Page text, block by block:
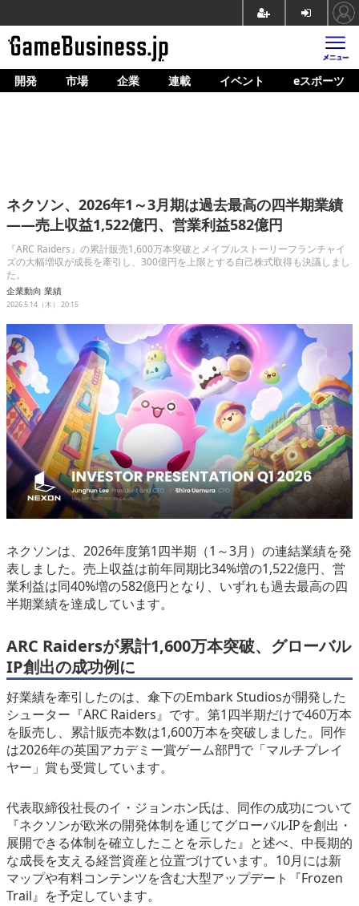
ホーム
企業動向
人材育成
産業政策
連載
イベント/セミナー
eスポーツ
開発 市場 企業 連載 イベント eスポーツ
ネクソン、2026年1～3月期は過去最高の四半期業績
——売上収益1,522億円、営業利益582億円
『ARC Raiders』の累計販売1,600万本突破とメイプルストーリーフランチャイ
ズの大幅増収が成長を牽引し、300億円を上限とする自己株式取得も決議しまし
た。
企業動向 業績
2026.5.14（木） 20:15
ネクソンは、2026年度第1四半期（1～3月）の連結業績を発
表しました。売上収益は前年同期比34%増の1,522億円、営
業利益は同40%増の582億円となり、いずれも過去最高の四
半期業績を達成しています。
ARC Raidersが累計1,600万本突破、グローバル
IP創出の成功例に
好業績を牽引したのは、傘下のEmbark Studiosが開発した
シューター『ARC Raiders』です。第1四半期だけで460万本
を販売し、累計販売本数は1,600万本を突破しました。同作
は2026年の英国アカデミー賞ゲーム部門で「マルチプレイ
ヤー」賞も受賞しています。
代表取締役社長のイ・ジョンホン氏は、同作の成功について
『ネクソンが欧米の開発体制を通じてグローバルIPを創出・
展開できる体制を確立したことを示した』と述べ、中長期的
な成長を支える経営資産と位置づけています。10月には新
マップや有料コンテンツを含む大型アップデート『Frozen
Trail』を予定しています。